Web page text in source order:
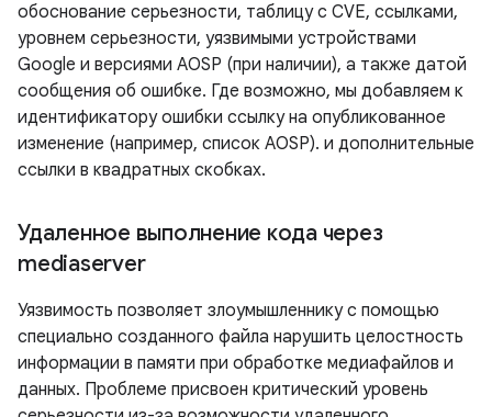
обоснование серьезности, таблицу с CVE, ссылками,
уровнем серьезности, уязвимыми устройствами
Google и версиями AOSP (при наличии), а также датой
сообщения об ошибке. Где возможно, мы добавляем к
идентификатору ошибки ссылку на опубликованное
изменение (например, список AOSP). и дополнительные
ссылки в квадратных скобках.
Удаленное выполнение кода через
mediaserver
Уязвимость позволяет злоумышленнику с помощью
специально созданного файла нарушить целостность
информации в памяти при обработке медиафайлов и
данных. Проблеме присвоен критический уровень